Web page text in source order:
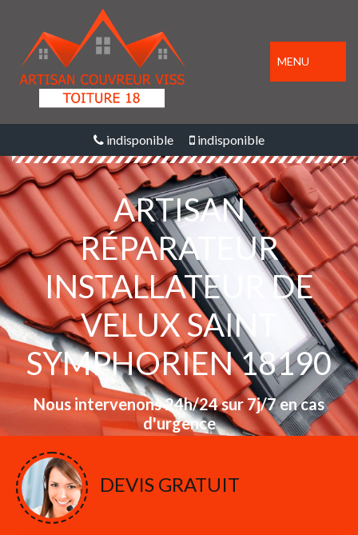
MENU
indisponible indisponible
ARTISAN
RÉPARATEUR
INSTALLATEUR DE
VELUX SAINT
SYMPHORIEN 18190
Nous intervenons 24h/24 sur 7j/7 en cas
d'urgence
DEVIS GRATUIT